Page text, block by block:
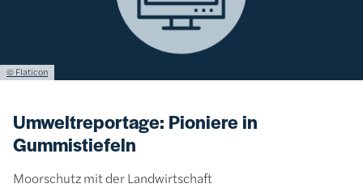
Lizenzinformationen einschließlich Urheberrecht
© Flaticon
Umweltreportage: Pioniere in
Gummistiefeln
Moorschutz mit der Landwirtschaft